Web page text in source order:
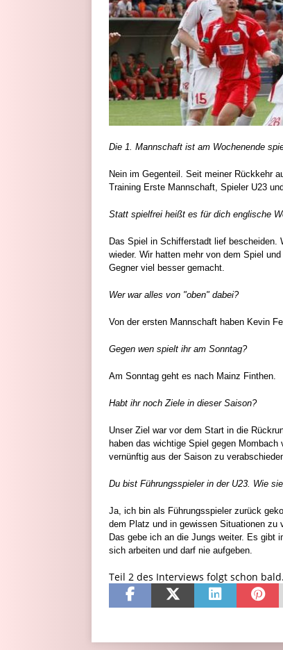
Die 1. Mannschaft ist am Wochenende
Nein im Gegenteil. Seit meiner Rückkehr
Training Erste Mannschaft, Spieler U23
Statt spielfrei heißt es für dich englische
Das Spiel in Schifferstadt lief bescheiden.
wieder. Wir hatten mehr von dem Spiel
Gegner viel besser gemacht.
Wer war alles von "oben" dabei?
Von der ersten Mannschaft haben Kevin
Gegen wen spielt ihr am Sonntag?
Am Sonntag geht es nach Mainz Finthen.
Habt ihr noch Ziele in dieser Saison?
Unser Ziel war vor dem Start in die
haben das wichtige Spiel gegen
vernünftig aus der Saison zu
Du bist Führungsspieler in der U23. Wie
Ja, ich bin als Führungsspieler zurück
dem Platz und in gewissen Situationen zu
Das gebe ich an die Jungs weiter. Es gibt
sich arbeiten und darf nie aufgeben.
Teil 2 des Interviews folgt schon